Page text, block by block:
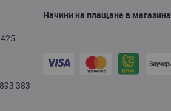
383
Начини на плащане в магазина